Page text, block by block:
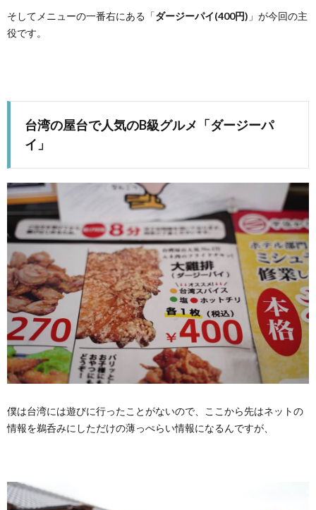
そしてメニューの一番右にある「ダージーパイ(400円) 」が今回の主
役です。
台湾の屋台で人気のB級グルメ「ダージーパ
イ」
僕は台湾には遊びに行ったことがないので、ここから先はネットの
情報を鵜呑みにしただけの薄っぺらい情報になるんですが、